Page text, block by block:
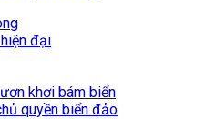
đại
khơi bám biển
quyền biển đảo